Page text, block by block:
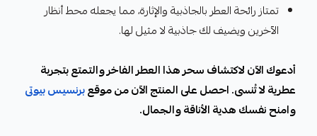
تمتاز رائحة العطر بالجاذبية والإثارة، مما يجعله محط أنظار
الآخرين ويضيف لك جاذبية لا مثيل لها.
أدعوك الآن لاكتشاف سحر هذا العطر الفاخر والتمتع بتجربة
عطرية لا تُنسى. احصل على المنتج الآن من موقعبرنسيس بيوتى
وامنح نفسك هدية الأناقة والجمال.